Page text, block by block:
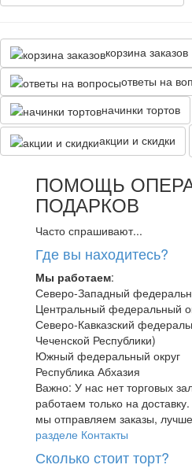
корзина заказов
ответы на
начинки тортов
акции и скидки
ПОМОЩЬ
ПОДАРКОВ
Часто спрашивают...
Где вы находитесь?
Мы работаем:
Северо-Западный
Центральный федеральный
Северо-Кавказский
Чеченской Республики)
Южный федеральный округ
Республика Абхазия
Важно: У нас нет торговых
работаем только на
мы отправляем заказы, лучше
разделе Контакты
Сколько стоит торт?